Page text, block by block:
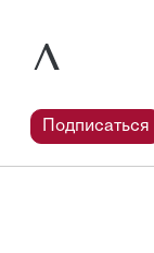
Подписаться